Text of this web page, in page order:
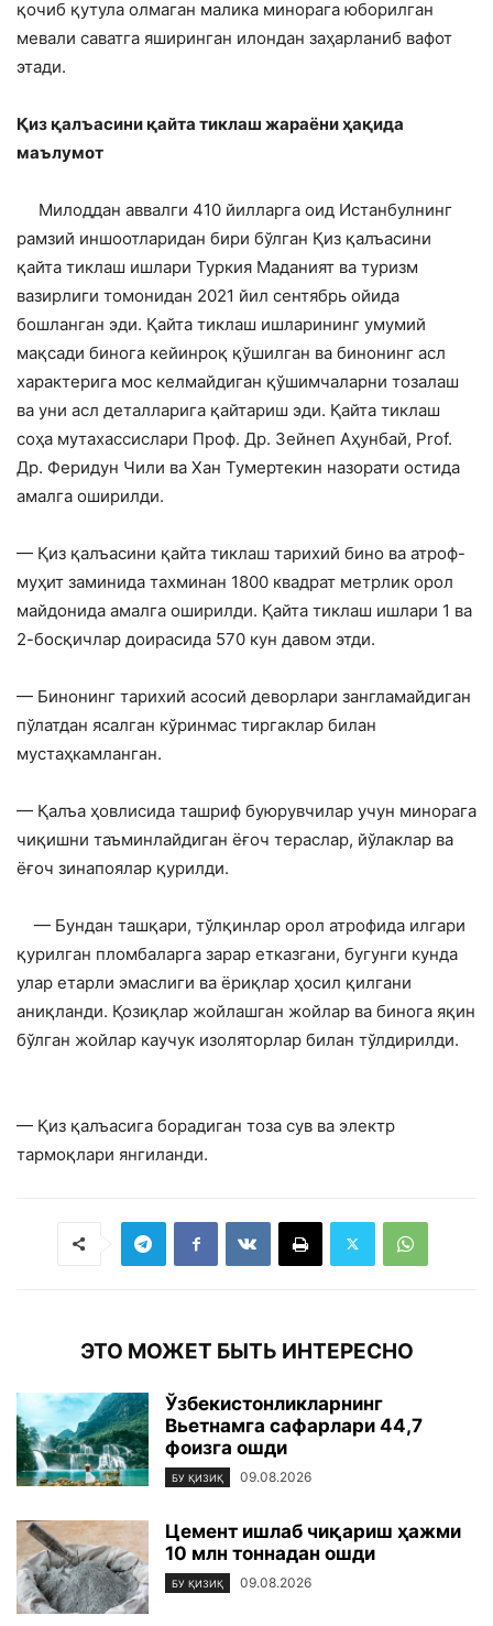
қочиб қутула олмаган малика минорага юборилган
мевали саватга яширинган илондан заҳарланиб вафот
этади.
Қиз қалъасини қайта тиклаш жараёни ҳақида
маълумот
Милоддан аввалги 410 йилларга оид Истанбулнинг
рамзий иншоотларидан бири бўлган Қиз қалъасини
қайта тиклаш ишлари Туркия Маданият ва туризм
вазирлиги томонидан 2021 йил сентябрь ойида
бошланган эди. Қайта тиклаш ишларининг умумий
мақсади бинога кейинроқ қўшилган ва бинонинг асл
характерига мос келмайдиган қўшимчаларни тозалаш
ва уни асл деталларига қайтариш эди. Қайта тиклаш
соҳа мутахассислари Проф. Др. Зейнеп Аҳунбай, Prof.
Др. Феридун Чили ва Хан Тумертекин назорати остида
амалга оширилди.
— Қиз қалъасини қайта тиклаш тарихий бино ва атроф-
муҳит заминида тахминан 1800 квадрат метрлик орол
майдонида амалга оширилди. Қайта тиклаш ишлари 1 ва
2-босқичлар доирасида 570 кун давом этди.
— Бинонинг тарихий асосий деворлари зангламайдиган
пўлатдан ясалган кўринмас тиргаклар билан
мустаҳкамланган.
— Қалъа ҳовлисида ташриф буюрувчилар учун минорага
чиқишни таъминлайдиган ёғоч тераслар, йўлаклар ва
ёғоч зинапоялар қурилди.
— Бундан ташқари, тўлқинлар орол атрофида илгари
қурилган пломбаларга зарар етказгани, бугунги кунда
улар етарли эмаслиги ва ёриқлар ҳосил қилгани
аниқланди. Қозиқлар жойлашган жойлар ва бинога яқин
бўлган жойлар каучук изоляторлар билан тўлдирилди.
— Қиз қалъасига борадиган тоза сув ва электр
тармоқлари янгиланди.
ЭТО МОЖЕТ БЫТЬ ИНТЕРЕСНО
Ўзбекистонликларнинг
Вьетнамга сафарлари 44,7
фоизга ошди
БУ ҚИЗИҚ 09.08.2026
Цемент ишлаб чиқариш ҳажми
10 млн тоннадан ошди
БУ ҚИЗИҚ 09.08.2026